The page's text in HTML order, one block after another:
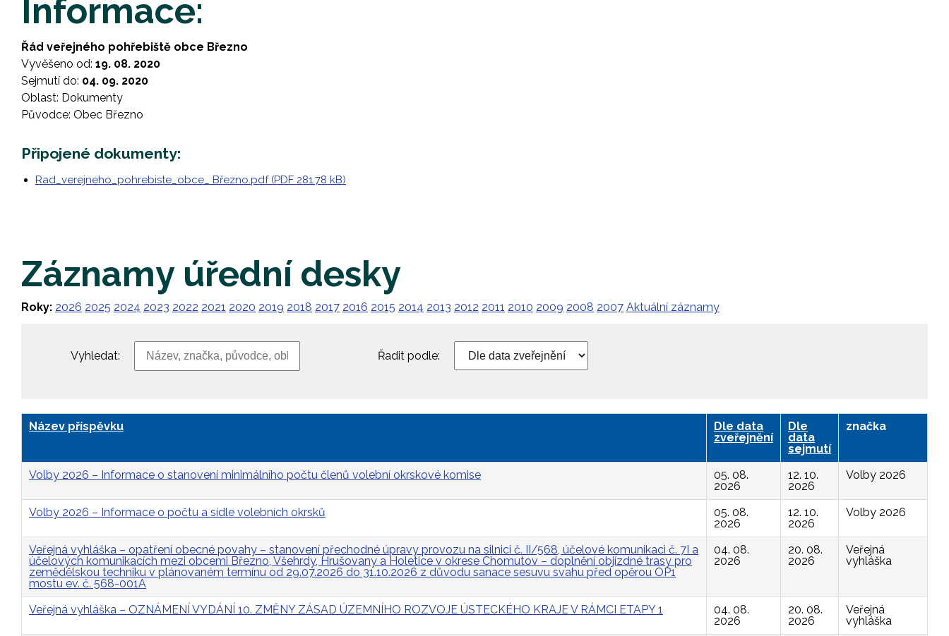
Informace:
Řád veřejného pohřebiště obce Březno
Vyvěšeno od: 19. 08. 2020
Sejmutí do: 04. 09. 2020
Oblast: Dokumenty
Původce: Obec Březno
Připojené dokumenty:
Rad_verejneho_pohrebiste_obce_ Březno.pdf (PDF 281.78 kB)
Záznamy úřední desky
Roky: 2026 2025 2024 2023 2022 2021 2020 2019 2018 2017 2016 2015 2014 2013 2012 2011 2010 2009 2008 2007 Aktuální záznamy
Vyhledat: Řadit podle:
Název příspěvku
Dle data
zveřejnění
Dle
data
sejmutí
značka
Volby 2026 – Informace o stanovení minimálního počtu členů volební okrskové komise
05. 08.
2026
12. 10.
2026
Volby 2026
Volby 2026 – Informace o počtu a sídle volebních okrsků
05. 08.
2026
12. 10.
2026
Volby 2026
Veřejná vyhláška – opatření obecné povahy – stanovení přechodné úpravy provozu na silnici č. II/568, účelové komunikaci č. 7I a
účelových komunikacích mezi obcemi Březno, Všehrdy, Hrušovany a Holetice v okrese Chomutov – doplnění objízdné trasy pro
zemědělskou techniku v plánovaném termínu od 29.07.2026 do 31.10.2026 z důvodu sanace sesuvu svahu před opěrou OP1
mostu ev. č. 568-001A
04. 08.
2026
20. 08.
2026
Veřejná
vyhláška
Veřejná vyhláška – OZNÁMENÍ VYDÁNÍ 10. ZMĚNY ZÁSAD ÚZEMNÍHO ROZVOJE ÚSTECKÉHO KRAJE V RÁMCI ETAPY 1
04. 08.
2026
20. 08.
2026
Veřejná
vyhláška